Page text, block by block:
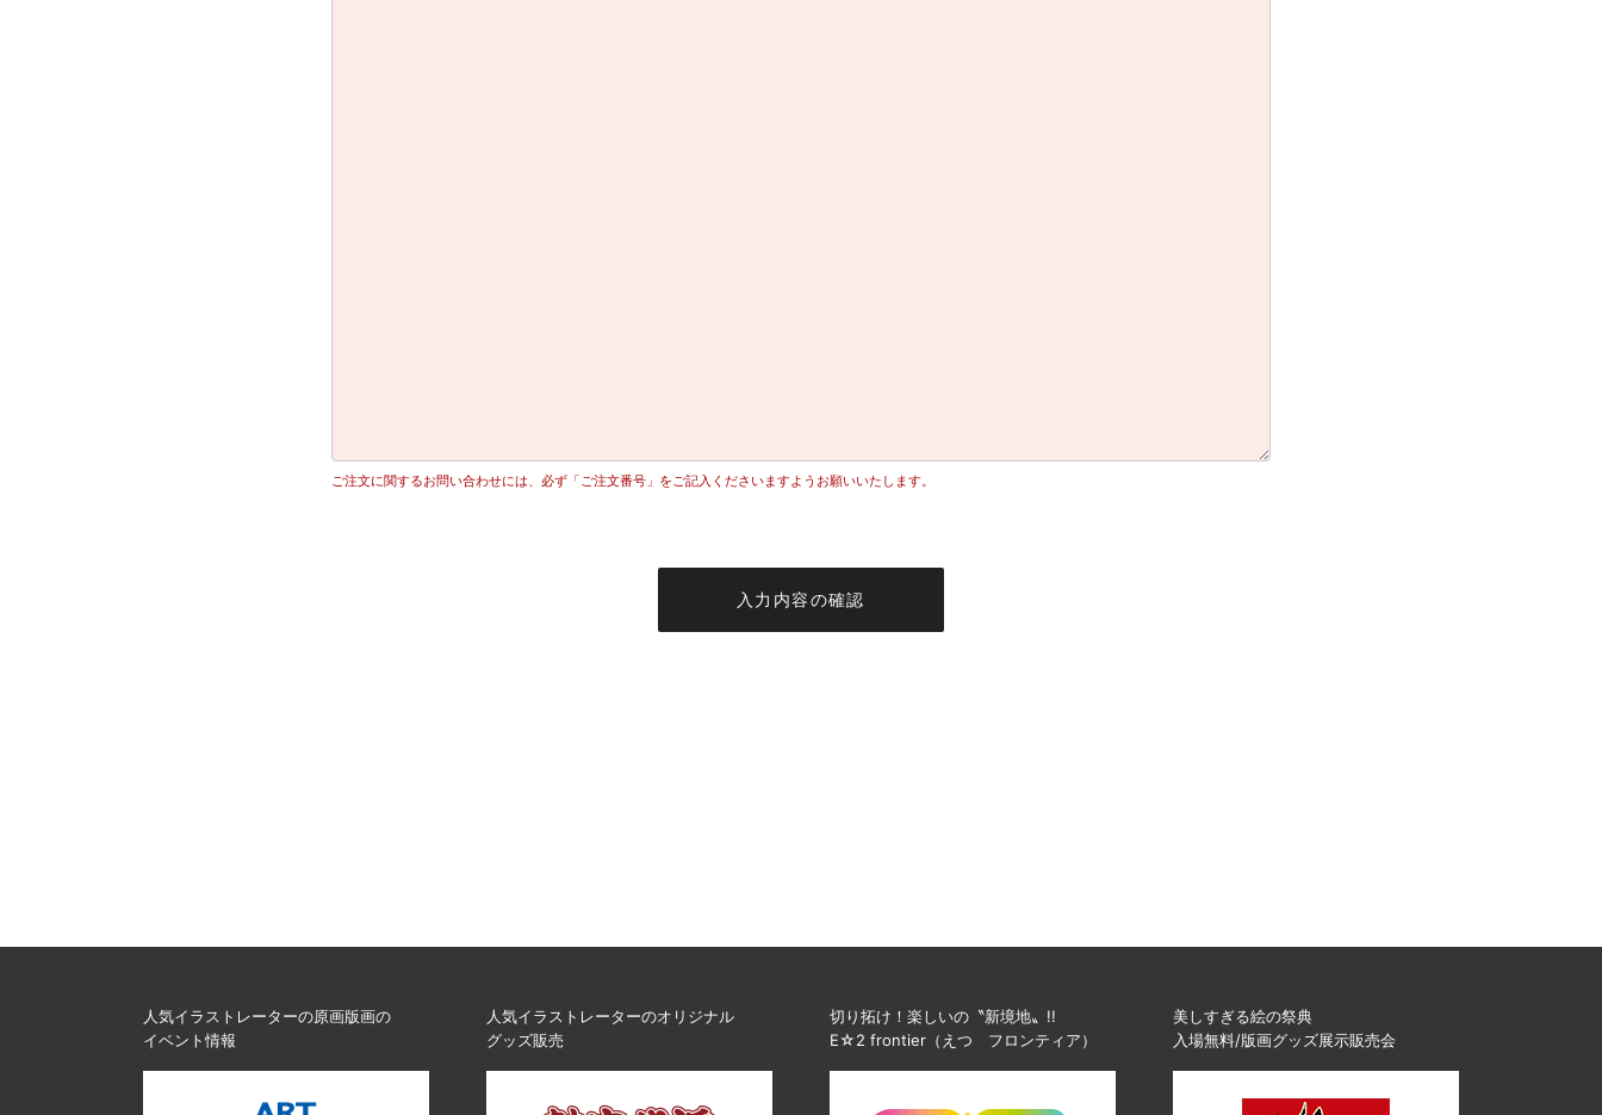
ご注文に関するお問い合わせには、必ず「ご注文番号」をご記入くださいますようお願いいたします。
入力内容の確認
人気イラストレーターの原画版画の
イベント情報
人気イラストレーターのオリジナル
グッズ販売
切り拓け！楽しいの〝新境地〟!!
E☆2 frontier（えつ フロンティア）
美しすぎる絵の祭典
入場無料/版画グッズ展示販売会